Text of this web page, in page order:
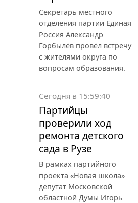
Секретарь местного
отделения партии Единая
Россия Александр
Горбылёв провёл встречу
с жителями округа по
вопросам образования.
Сегодня в 15:59:40
Партийцы
проверили ход
ремонта детского
сада в Рузе
В рамках партийного
проекта «Новая школа»
депутат Московской
областной Думы Игорь